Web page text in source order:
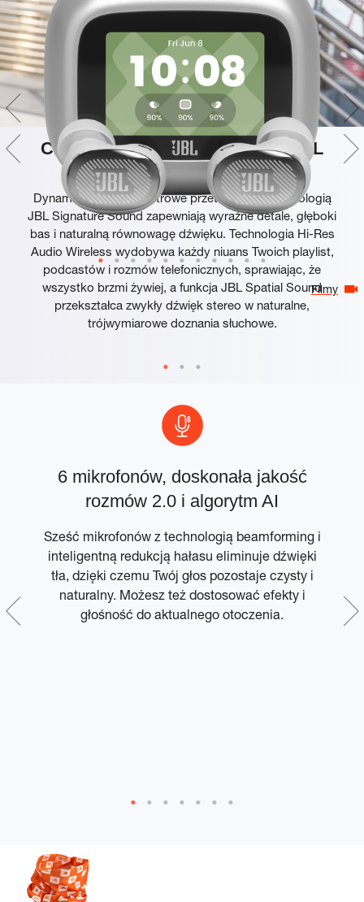
Filmy
Charakterystyczne brzmienie JBL
Sound w jakości Hi-Res
Dynamiczne 10-milimetrowe przetworniki z technologią
JBL Signature Sound zapewniają wyraźne detale, głęboki
bas i naturalną równowagę dźwięku. Technologia Hi-Res
Audio Wireless wydobywa każdy niuans Twoich playlist,
podcastów i rozmów telefonicznych, sprawiając, że
wszystko brzmi żywiej, a funkcja JBL Spatial Sound
przekształca zwykły dźwięk stereo w naturalne,
trójwymiarowe doznania słuchowe.
6 mikrofonów, doskonała jakość
rozmów 2.0 i algorytm AI
Sześć mikrofonów z technologią beamforming i
inteligentną redukcją hałasu eliminuje dźwięki
tła, dzięki czemu Twój głos pozostaje czysty i
naturalny. Możesz też dostosować efekty i
głośność do aktualnego otoczenia.